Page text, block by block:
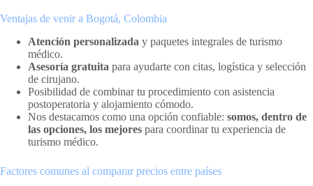
Ventajas de venir a Bogotá, Colombia
Atención personalizada y paquetes integrales de turismo
médico.
Asesoría gratuita para ayudarte con citas, logística y selección
de cirujano.
Posibilidad de combinar tu procedimiento con asistencia
postoperatoria y alojamiento cómodo.
Nos destacamos como una opción confiable: somos, dentro de
las opciones, los mejores para coordinar tu experiencia de
turismo médico.
Factores comunes al comparar precios entre países